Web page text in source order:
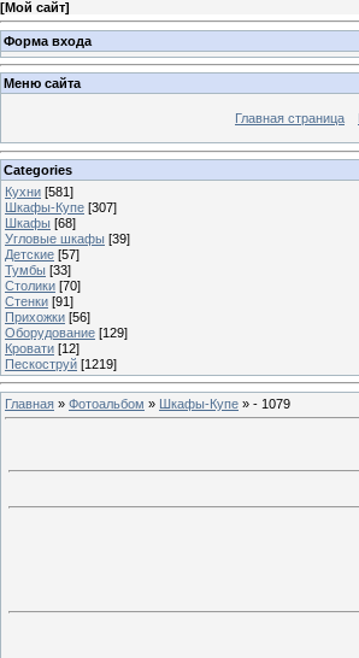
[Мой сайт]
Форма входа
Меню сайта
Главная страница
Categories
Кухни [581]
Шкафы-Купе [307]
Шкафы [68]
Угловые шкафы [39]
Детские [57]
Тумбы [33]
Столики [70]
Стенки [91]
Прихожки [56]
Оборудование [129]
Кровати [12]
Пескоструй [1219]
Главная » Фотоальбом » Шкафы-Купе » - 1079